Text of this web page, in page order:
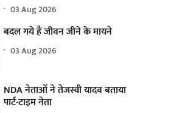
03 Aug 2026
बदल गये हैं जीवन जीने के मायने
03 Aug 2026
NDA नेताओं ने तेजस्वी यादव बताया
पार्ट-टाइम नेता